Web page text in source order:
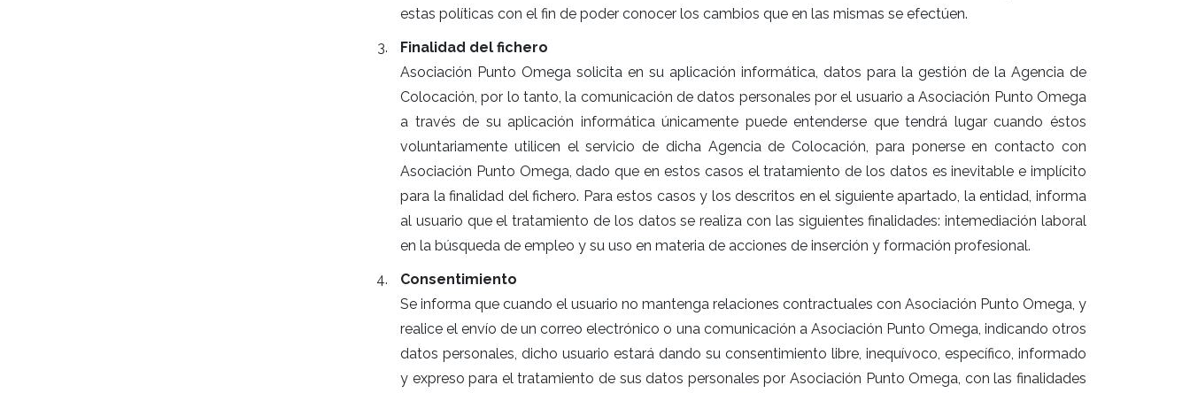
estas políticas con el fin de poder conocer los cambios que en las mismas se efectúen.
Finalidad del fichero
Asociación Punto Omega solicita en su aplicación informática, datos para la gestión de la Agencia de
Colocación, por lo tanto, la comunicación de datos personales por el usuario a Asociación Punto Omega
a través de su aplicación informática únicamente puede entenderse que tendrá lugar cuando éstos
voluntariamente utilicen el servicio de dicha Agencia de Colocación, para ponerse en contacto con
Asociación Punto Omega, dado que en estos casos el tratamiento de los datos es inevitable e implícito
para la finalidad del fichero. Para estos casos y los descritos en el siguiente apartado, la entidad, informa
al usuario que el tratamiento de los datos se realiza con las siguientes finalidades: intemediación laboral
en la búsqueda de empleo y su uso en materia de acciones de inserción y formación profesional.
Consentimiento
Se informa que cuando el usuario no mantenga relaciones contractuales con Asociación Punto Omega, y
realice el envío de un correo electrónico o una comunicación a Asociación Punto Omega, indicando otros
datos personales, dicho usuario estará dando su consentimiento libre, inequívoco, específico, informado
y expreso para el tratamiento de sus datos personales por Asociación Punto Omega, con las finalidades